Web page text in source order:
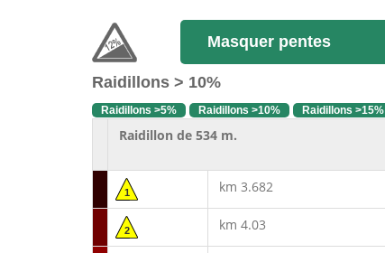
Masquer pentes
Raidillons > 10%
Raidillons >5% Raidillons >10% Raidillons >15%
Raidillon de 534 m.
1 km 3.682
2 km 4.03